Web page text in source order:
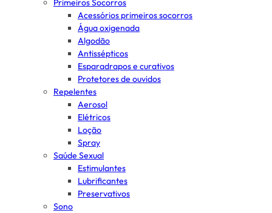
Primeiros Socorros
Acessórios primeiros socorros
Água oxigenada
Algodão
Antissépticos
Esparadrapos e curativos
Protetores de ouvidos
Repelentes
Aerosol
Elétricos
Loção
Spray
Saúde Sexual
Estimulantes
Lubrificantes
Preservativos
Sono